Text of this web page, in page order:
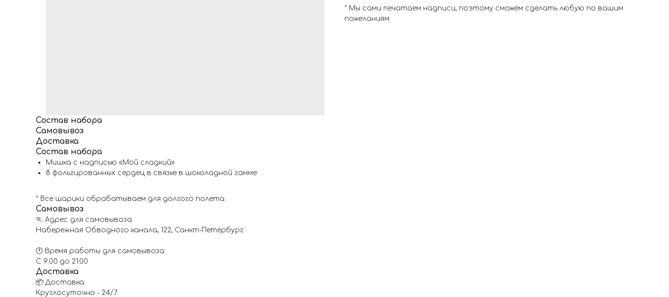
* Мы сами печатаем надписи, поэтому сможем сделать любую по вашим
пожеланиям
Состав набора
Самовывоз
Доставка
Состав набора
Мишка с надписью «Мой сладкий»
8 фольгированных сердец в связке в шоколадной гамме
* Все шарики обрабатываем для долгого полета.
Самовывоз
🏃 Адрес для самовывоза:
Набережная Обводного канала, 122, Санкт-Петербург
🕐 Время работы для самовывоза:
С 9:00 до 21:00
Доставка
📦 Доставка:
Круглосуточно - 24/7